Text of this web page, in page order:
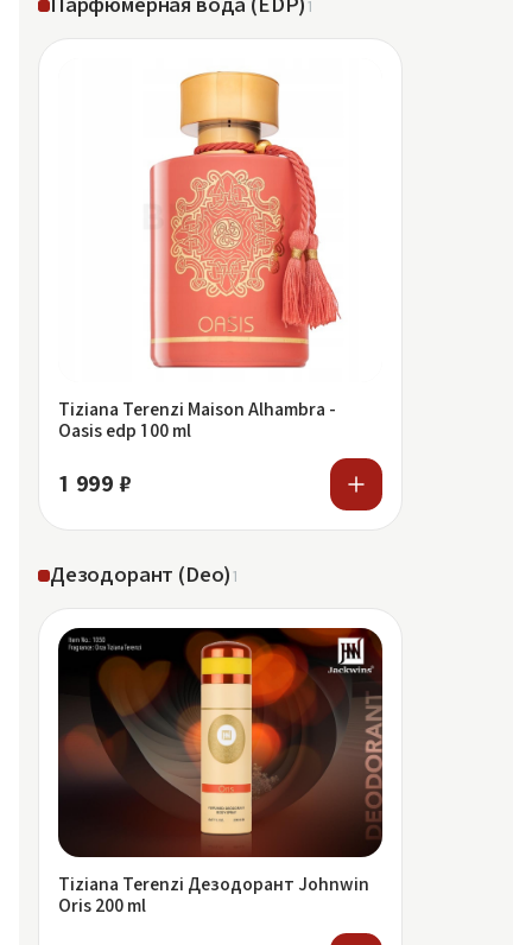
Парфюмерная вода (EDP)1
Tiziana Terenzi Maison Alhambra -
Oasis edp 100 ml
1 999 ₽
Дезодорант (Deo)1
Tiziana Terenzi Дезодорант Johnwin
Oris 200 ml